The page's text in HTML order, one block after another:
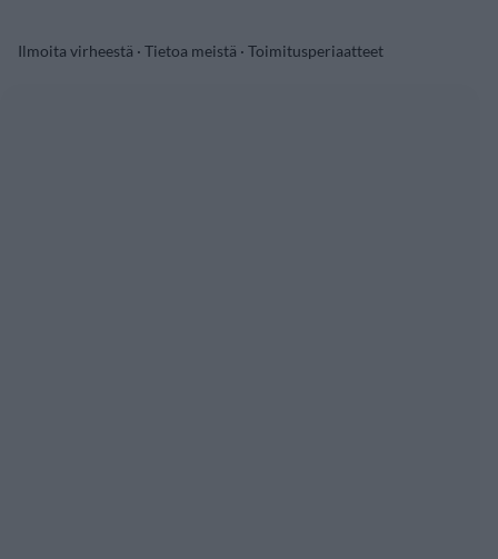
Ilmoita virheestä · Tietoa meistä · Toimitusperiaatteet